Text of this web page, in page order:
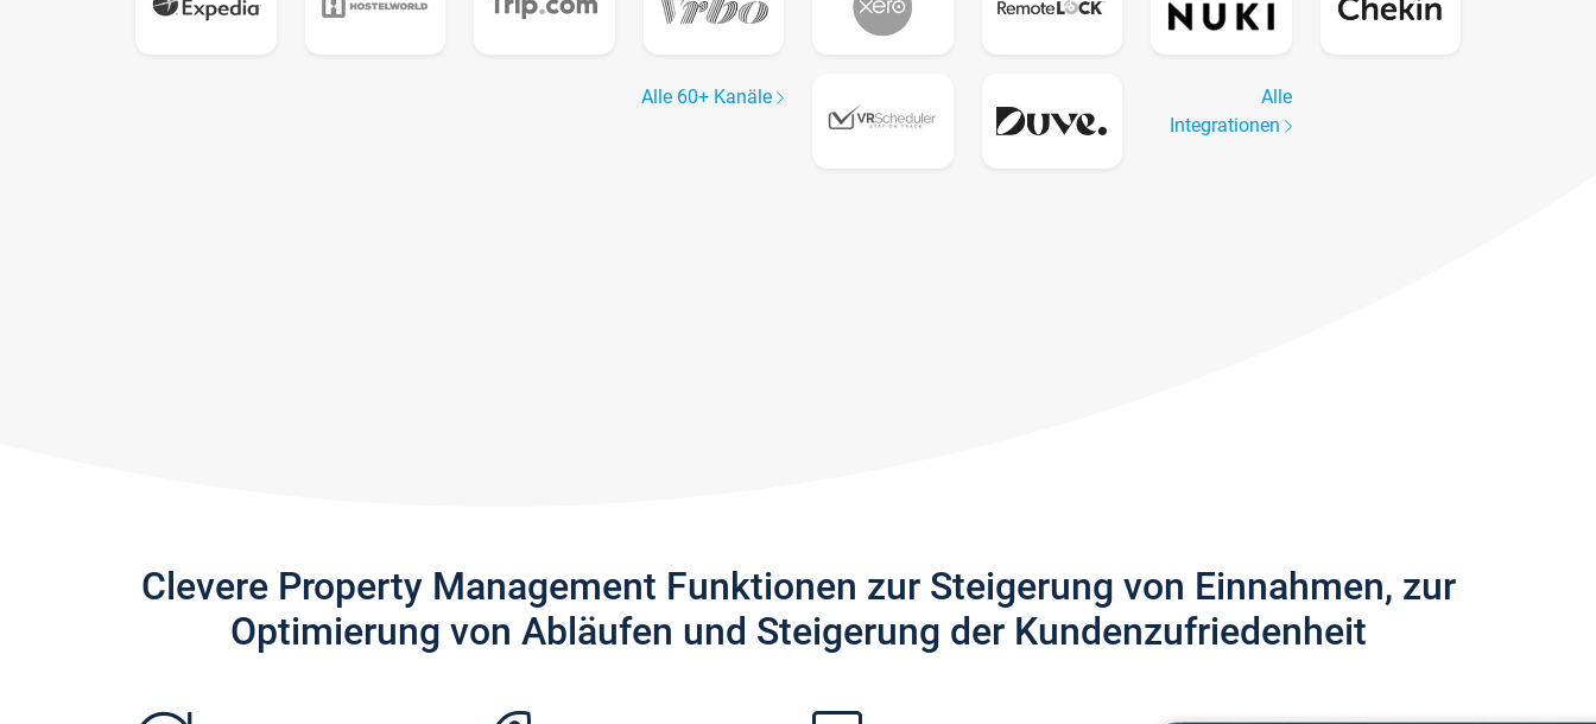
Alle 60+ Kanäle
Alle
Integrationen
Clevere Property Management Funktionen zur Steigerung von Einnahmen, zur
Optimierung von Abläufen und Steigerung der Kundenzufriedenheit